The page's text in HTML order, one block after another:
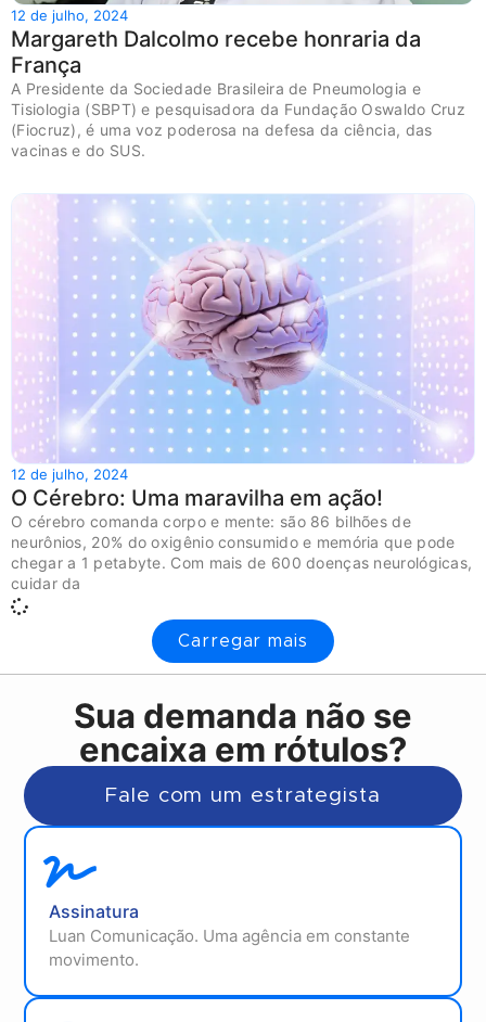
12 de julho, 2024
Margareth Dalcolmo recebe honraria da
França
A Presidente da Sociedade Brasileira de Pneumologia e
Tisiologia (SBPT) e pesquisadora da Fundação Oswaldo Cruz
(Fiocruz), é uma voz poderosa na defesa da ciência, das
vacinas e do SUS.
12 de julho, 2024
O Cérebro: Uma maravilha em ação!
O cérebro comanda corpo e mente: são 86 bilhões de
neurônios, 20% do oxigênio consumido e memória que pode
chegar a 1 petabyte. Com mais de 600 doenças neurológicas,
cuidar da
Carregar mais
Sua demanda não se
encaixa em rótulos?
Fale com um estrategista
Assinatura
Luan Comunicação. Uma agência em constante
movimento.